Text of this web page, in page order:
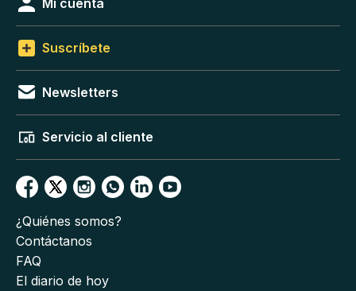
Suscríbete
Newsletters
Servicio al cliente
¿Quiénes somos?
Contáctanos
FAQ
El diario de hoy